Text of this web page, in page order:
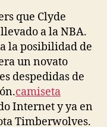
que Clyde
a la NBA.
la posibilidad de
un novato
despedidas de
camiseta
Internet y ya en
Timberwolves.